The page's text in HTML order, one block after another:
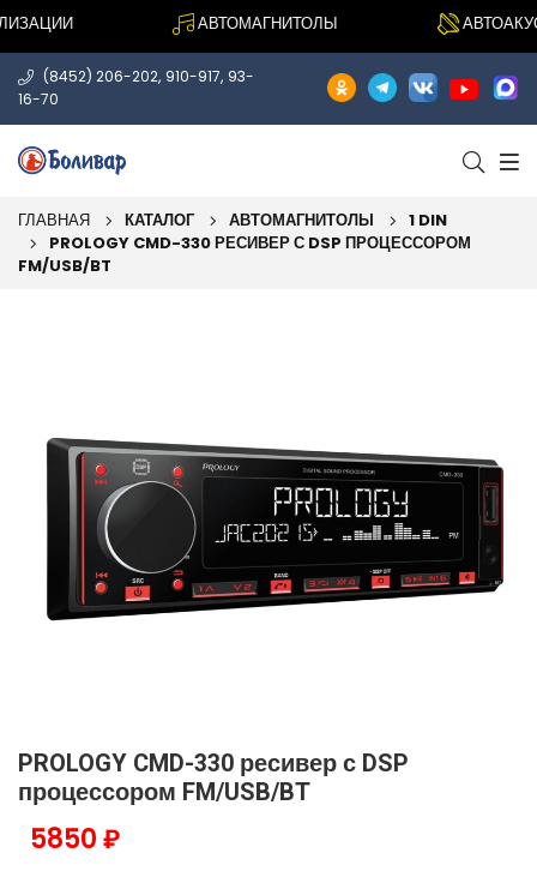
АВТОМАГНИТОЛЫ
(8452) 206-202, 910-917, 93-
16-70
ГЛАВНАЯ КАТАЛОГ АВТОМАГНИТОЛЫ
1 DIN
PROLOGY CMD-330 РЕСИВЕР С DSP ПРОЦЕССОРОМ
FM/USB/BT
PROLOGY CMD-330 ресивер с DSP
процессором FM/USB/BT
5850 ₽